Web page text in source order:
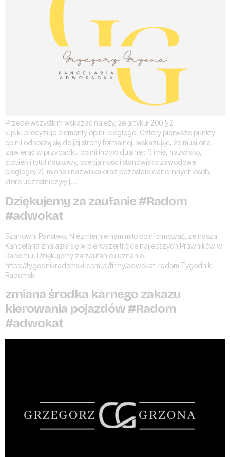
Przede wszystkim wskazać należy, że artykuł 200 § 2
k.p.k. precyzuje elementy opinii biegłego. Cztery pierwsze punkty
opinii odnoszą się do jej strony formalnej, wskazując, że musi ona
zawierać w przypadku opinii indywidualnej: 1) imię, nazwisko,
stopień i tytuł naukowy, specjalność i stanowisko zawodowe
biegłego; 2) imiona i nazwiska oraz pozostałe dane innych osób,
które uczestniczyły […]
Dziękujemy za zaufanie #Radom
#adwokat
Szanowni Państwo, Niezmiernie nam miło poinformować, że nasza
Kancelaria znalazła się w pierwszej trójce najlepszych Prawników w
Radomiu. Dziękujemy za zaufanie i uznanie.
https://tygodnikradomski.com.pl/firmy/adwokat-radom Tygodnik
Radomski
zmiana środka karnego zakazu
kierowania pojazdów #Radom
#adwokat